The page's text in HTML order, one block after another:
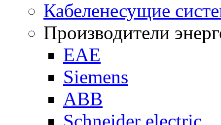
Кабеленесущие
Производители
ЕАЕ
Siemens
ABB